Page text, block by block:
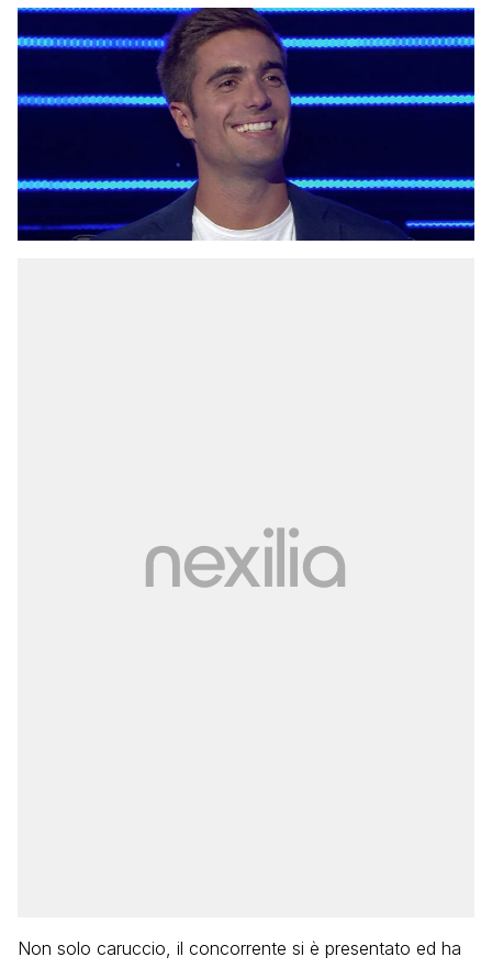
Non solo caruccio, il concorrente si è presentato ed ha